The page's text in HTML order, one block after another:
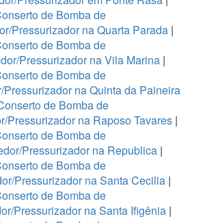
de Bomba de
Pressurizador na Quarta Parada|
de Bomba de
Pressurizador na Vila Marina |
de Bomba de
na Quinta da Paineira
de Bomba de
Pressurizador na Raposo Tavares|
de Bomba de
Pressurizador na Republica |
de Bomba de
Pressurizador na Santa Cecilia|
de Bomba de
Pressurizador na Santa Ifigênia |